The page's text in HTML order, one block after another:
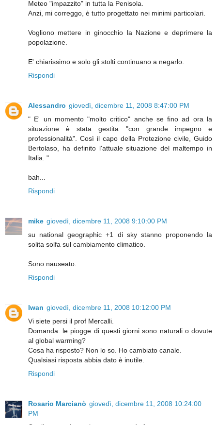
Meteo "impazzito" in tutta la Penisola.
Anzi, mi correggo, è tutto progettato nei minimi particolari.
Vogliono mettere in ginocchio la Nazione e deprimere la
popolazione.
E' chiarissimo e solo gli stolti continuano a negarlo.
Rispondi
Alessandro giovedì, dicembre 11, 2008 8:47:00 PM
" E' un momento "molto critico" anche se fino ad ora la
situazione è stata gestita "con grande impegno e
professionalità". Così il capo della Protezione civile, Guido
Bertolaso, ha definito l'attuale situazione del maltempo in
Italia. "
bah...
Rispondi
mike giovedì, dicembre 11, 2008 9:10:00 PM
su national geographic +1 di sky stanno proponendo la
solita solfa sul cambiamento climatico.
Sono nauseato.
Rispondi
Iwan giovedì, dicembre 11, 2008 10:12:00 PM
Vi siete persi il prof Mercalli.
Domanda: le piogge di questi giorni sono naturali o dovute
al global warming?
Cosa ha risposto? Non lo so. Ho cambiato canale.
Qualsiasi risposta abbia dato è inutile.
Rispondi
Rosario Marcianò giovedì, dicembre 11, 2008 10:24:00
PM